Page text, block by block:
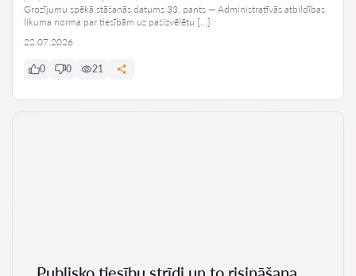
Grozījumu spēkā stāšanās datums 33. pants — Administratīvās atbildības
likuma norma par tiesībām uz pašizvēlētu […]
22.07.2026
0 0 21
Publisko tiesību strīdi un to risināšana